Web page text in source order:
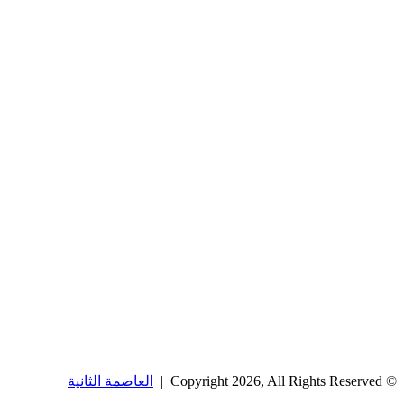
© Copyright 2026, All Rights Reserved | العاصمة الثانية